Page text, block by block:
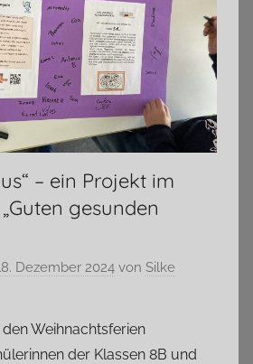
– ein Projekt im
gesunden
Dezember 2024 von Silke
Weihnachtsferien
der Klassen 8B und